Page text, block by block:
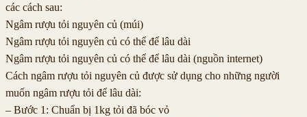
các cách sau:
Ngâm rượu tỏi nguyên củ (múi)
Ngâm rượu tỏi nguyên củ có thể để lâu dài
Ngâm rượu tỏi nguyên củ có thể để lâu dài (nguồn internet)
Cách ngâm rượu tỏi nguyên củ được sử dụng cho những người
muốn ngâm rượu tỏi để lâu dài:
– Bước 1: Chuẩn bị 1kg tỏi đã bóc vỏ